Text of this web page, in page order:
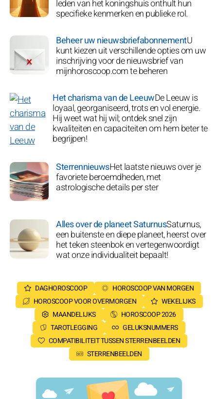
leden van het koningshuis onthult hun
specifieke kenmerken en publieke rol.
Beheer uw nieuwsbriefabonnementU
kunt kiezen uit verschillende opties om uw
inschrijving voor de nieuwsbrief van
mijnhoroscoop.com te beheren
Het charisma van de LeeuwDe Leeuw is
loyaal, georganiseerd, trots en vol energie.
Hij weet wat hij wil; ontdek snel zijn
kwaliteiten en capaciteiten om hem beter te
begrijpen!
SterrennieuwsHet laatste nieuws over je
favoriete beroemdheden, met
astrologische details per ster
Alles over de planeet SaturnusSaturnus,
een buitenste en diepe planeet, heerst over
het teken steenbok en vertegenwoordigt
wat onze individualiteit bepaalt!
DAGHOROSCOOP
HOROSCOOP VAN MORGEN
HOROSCOOP VOOR OVERMORGEN
WEKELIJKS
MAANDELIJKS
HOROSCOOP 2026
TAROTLEGGING
GELUKSNUMMERS
COMPATIBILITEIT TUSSEN STERRENBEELDEN
STERRENBEELDEN